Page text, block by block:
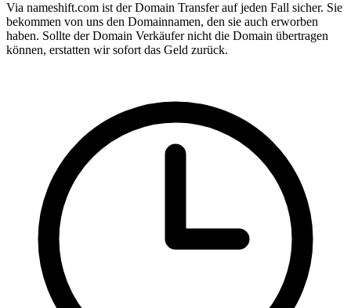
Via nameshift.com ist der Domain Transfer auf jeden Fall sicher. Sie
bekommen von uns den Domainnamen, den sie auch erworben
haben. Sollte der Domain Verkäufer nicht die Domain übertragen
können, erstatten wir sofort das Geld zurück.